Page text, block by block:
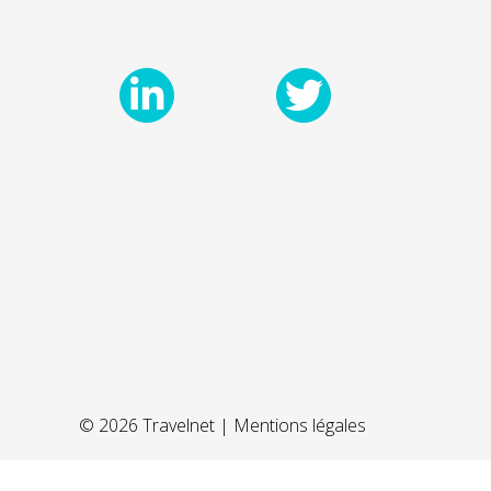
© 2026 Travelnet | Mentions légales